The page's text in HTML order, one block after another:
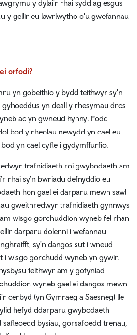
y dylai'r rhai sydd ag esgus
y gellir eu lawrlwytho o'u gwefannau
orfodi?
yn gobeithio y bydd teithwyr sy'n
yn deall y rhesymau dros
ac yn gwneud hynny. Fodd
bod y rheolau newydd yn cael eu
yn cael cyfle i gydymffurfio.
trafnidiaeth roi gwybodaeth am
rhai sy'n bwriadu defnyddio eu
hon gael ei darparu mewn sawl
gweithredwyr trafnidiaeth gynnwys
wisgo gorchuddion wyneb fel rhan
darparu dolenni i wefannau
sy'n dangos sut i wneud
i wisgo gorchudd wyneb yn gywir.
teithwyr am y gofyniad
wyneb gael ei dangos mewn
cerbyd (yn Gymraeg a Saesneg) lle
hefyd ddarparu gwybodaeth
bysiau, gorsafoedd trenau,